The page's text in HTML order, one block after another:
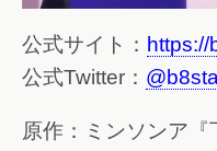
公式サイト：
公式Twitter：
原作：ミンソンア『